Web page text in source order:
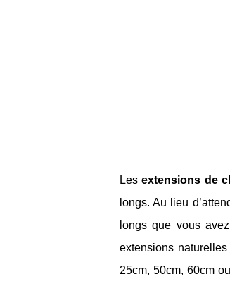
Lesextensions de
longs. Au lieu
longs que vous
extensions
25cm, 50cm, 60cm